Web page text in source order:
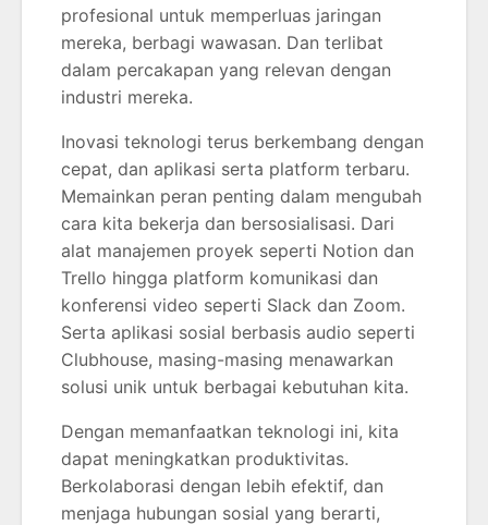
profesional untuk memperluas jaringan
mereka, berbagi wawasan. Dan terlibat
dalam percakapan yang relevan dengan
industri mereka.
Inovasi teknologi terus berkembang dengan
cepat, dan aplikasi serta platform terbaru.
Memainkan peran penting dalam mengubah
cara kita bekerja dan bersosialisasi. Dari
alat manajemen proyek seperti Notion dan
Trello hingga platform komunikasi dan
konferensi video seperti Slack dan Zoom.
Serta aplikasi sosial berbasis audio seperti
Clubhouse, masing-masing menawarkan
solusi unik untuk berbagai kebutuhan kita.
Dengan memanfaatkan teknologi ini, kita
dapat meningkatkan produktivitas.
Berkolaborasi dengan lebih efektif, dan
menjaga hubungan sosial yang berarti,